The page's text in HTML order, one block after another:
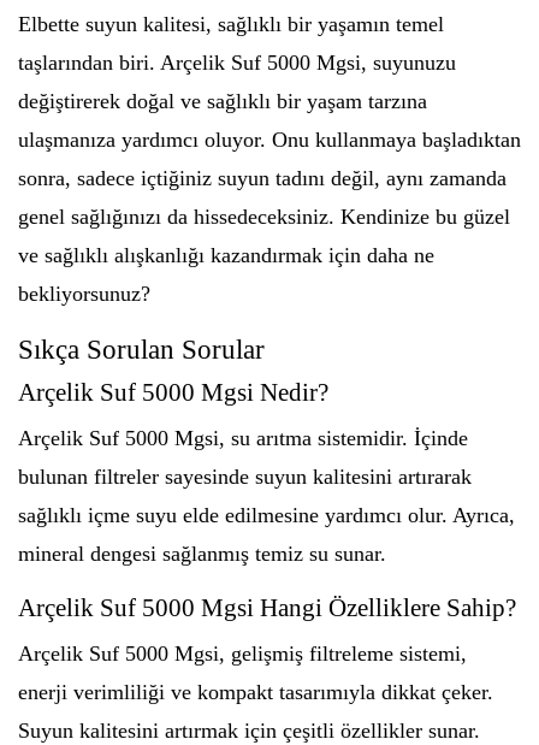
Elbette suyun kalitesi, sağlıklı bir yaşamın temel
taşlarından biri. Arçelik Suf 5000 Mgsi, suyunuzu
değiştirerek doğal ve sağlıklı bir yaşam tarzına
ulaşmanıza yardımcı oluyor. Onu kullanmaya başladıktan
sonra, sadece içtiğiniz suyun tadını değil, aynı zamanda
genel sağlığınızı da hissedeceksiniz. Kendinize bu güzel
ve sağlıklı alışkanlığı kazandırmak için daha ne
bekliyorsunuz?
Sıkça Sorulan Sorular
Arçelik Suf 5000 Mgsi Nedir?
Arçelik Suf 5000 Mgsi, su arıtma sistemidir. İçinde
bulunan filtreler sayesinde suyun kalitesini artırarak
sağlıklı içme suyu elde edilmesine yardımcı olur. Ayrıca,
mineral dengesi sağlanmış temiz su sunar.
Arçelik Suf 5000 Mgsi Hangi Özelliklere Sahip?
Arçelik Suf 5000 Mgsi, gelişmiş filtreleme sistemi,
enerji verimliliği ve kompakt tasarımıyla dikkat çeker.
Suyun kalitesini artırmak için çeşitli özellikler sunar.